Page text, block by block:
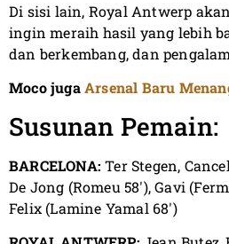
Di sisi lain, Royal Antwerp
ingin meraih hasil yang lebih
dan berkembang, dan
Moco jugaArsenal Baru
Susunan Pemain:
BARCELONA: Ter Stegen,
De Jong (Romeu 58′), Gavi
Felix (Lamine Yamal 68′)